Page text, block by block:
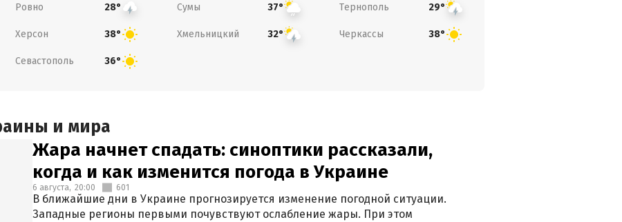
Ровно 28° Сумы 37° Тернополь 29°
Херсон 38° Хмельницкий 32° Черкассы 38°
Севастополь 36°
и мира
Жара начнет спадать: синоптики рассказали,
когда и как изменится погода в Украине
6 августа, 20:00 601
В ближайшие дни в Украине прогнозируется изменение погодной ситуации.
Западные регионы первыми почувствуют ослабление жары. При этом